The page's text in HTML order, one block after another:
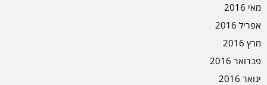
מאי 2016
אפריל 2016
מרץ 2016
פברואר 2016
ינואר 2016